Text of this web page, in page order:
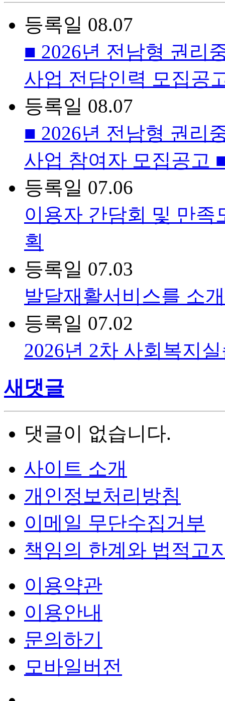
등록일 08.07
■ 2026년 전남형 권리
사업 전담인력 모집공
등록일 08.07
■ 2026년 전남형 권리
사업 참여자 모집공고
등록일 07.06
이용자 간담회 및 만족
획
등록일 07.03
발달재활서비스를 소
등록일 07.02
2026년 2차 사회복지
새댓글
댓글이 없습니다.
사이트 소개
개인정보처리방침
이메일 무단수집거부
책임의 한계와 법적고
이용약관
이용안내
문의하기
모바일버전